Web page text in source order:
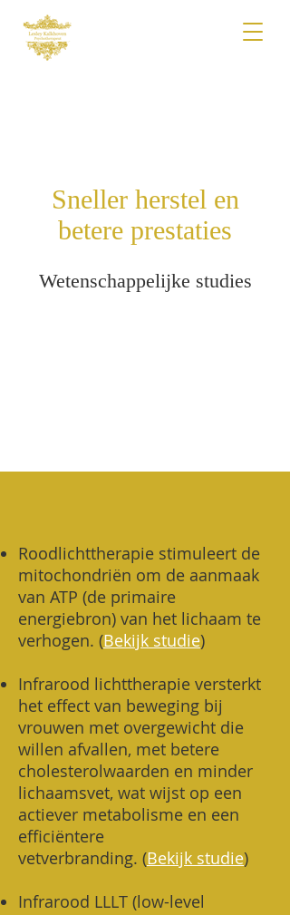
Sneller herstel en
betere prestaties
Wetenschappelijke studies
Roodlichttherapie stimuleert de
mitochondriën om de aanmaak
van ATP (de primaire
energiebron) van het lichaam te
verhogen. (Bekijk studie)
Infrarood lichttherapie versterkt
het effect van beweging bij
vrouwen met overgewicht die
willen afvallen, met betere
cholesterolwaarden en minder
lichaamsvet, wat wijst op een
actiever metabolisme en een
efficiëntere
vetverbranding. (Bekijk studie)
Infrarood LLLT (low-level